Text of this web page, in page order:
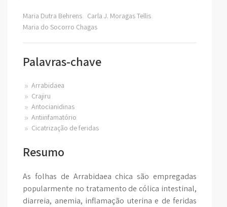
Maria Dutra Behrens
Carla J. Moragas Tellis
Maria do Socorro Chagas
Palavras-chave
Arrabidaea
Crajiru
Antocianidinas
Antiinfamatório
Cicatrização de feridas
Resumo
As folhas de Arrabidaea chica são empregadas
popularmente no tratamento de cólica intestinal,
diarreia, anemia, inflamação uterina e de feridas